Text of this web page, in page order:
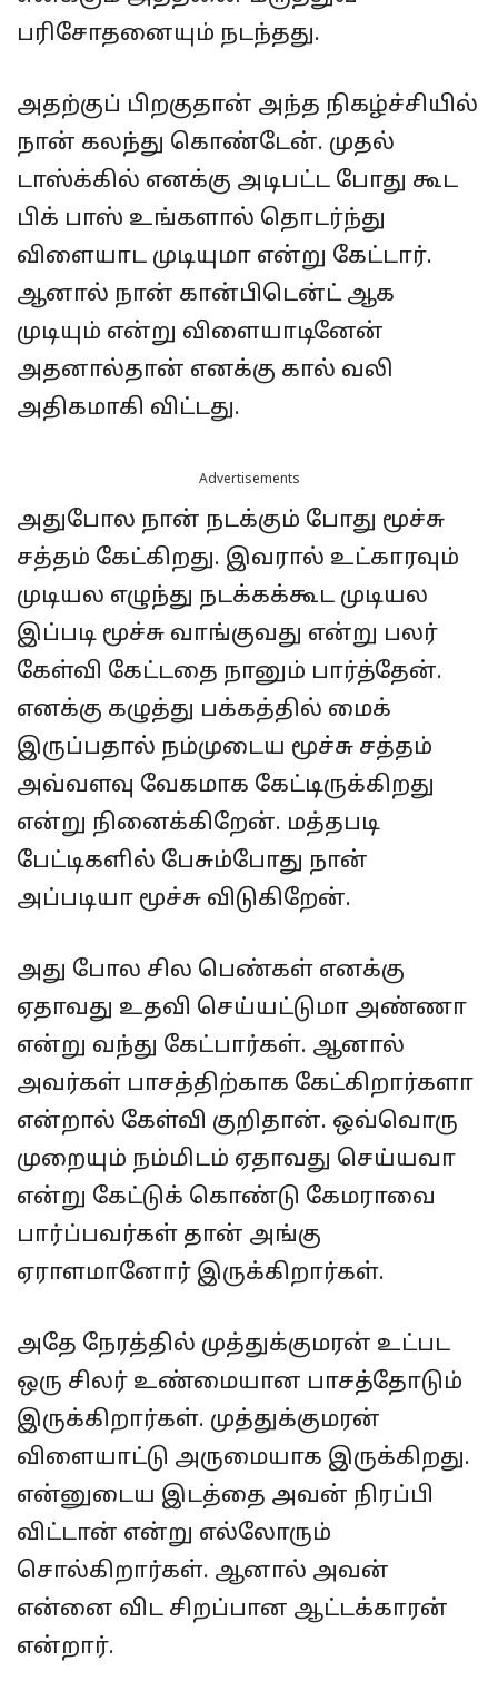
பரிசோதனையும் நடந்தது.
அதற்குப் பிறகுதான் அந்த நிகழ்ச்சியில்
நான் கலந்து கொண்டேன். முதல்
டாஸ்க்கில் எனக்கு அடிபட்ட போது கூட
பிக் பாஸ் உங்களால் தொடர்ந்து
விளையாட முடியுமா என்று கேட்டார்.
ஆனால் நான் கான்பிடென்ட் ஆக
முடியும் என்று விளையாடினேன்
அதனால்தான் எனக்கு கால் வலி
அதிகமாகி விட்டது.
Advertisements
அதுபோல நான் நடக்கும் போது மூச்சு
சத்தம் கேட்கிறது. இவரால் உட்காரவும்
முடியல எழுந்து நடக்கக்கூட முடியல
இப்படி மூச்சு வாங்குவது என்று பலர்
கேள்வி கேட்டதை நானும் பார்த்தேன்.
எனக்கு கழுத்து பக்கத்தில் மைக்
இருப்பதால் நம்முடைய மூச்சு சத்தம்
அவ்வளவு வேகமாக கேட்டிருக்கிறது
என்று நினைக்கிறேன். மத்தபடி
பேட்டிகளில் பேசும்போது நான்
அப்படியா மூச்சு விடுகிறேன்.
அது போல சில பெண்கள் எனக்கு
ஏதாவது உதவி செய்யட்டுமா அண்ணா
என்று வந்து கேட்பார்கள். ஆனால்
அவர்கள் பாசத்திற்காக கேட்கிறார்களா
என்றால் கேள்வி குறிதான். ஒவ்வொரு
முறையும் நம்மிடம் ஏதாவது செய்யவா
என்று கேட்டுக் கொண்டு கேமராவை
பார்ப்பவர்கள் தான் அங்கு
ஏராளமானோர் இருக்கிறார்கள்.
அதே நேரத்தில் முத்துக்குமரன் உட்பட
ஒரு சிலர் உண்மையான பாசத்தோடும்
இருக்கிறார்கள். முத்துக்குமரன்
விளையாட்டு அருமையாக இருக்கிறது.
என்னுடைய இடத்தை அவன் நிரப்பி
விட்டான் என்று எல்லோரும்
சொல்கிறார்கள். ஆனால் அவன்
என்னை விட சிறப்பான ஆட்டக்காரன்
என்றார்.